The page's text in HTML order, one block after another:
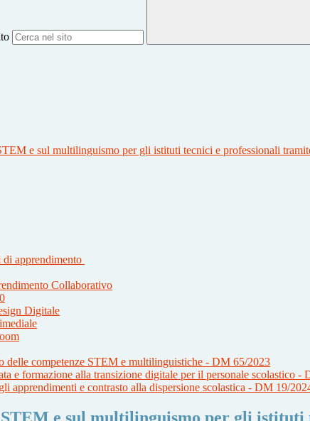
e sul multilinguismo per gli istituti tecnici e professionali
apprendimento
Collaborativo
Digitale
delle competenze STEM e multilinguistiche - DM 65/2023
e formazione alla transizione digitale per il personale scolastico -
apprendimenti e contrasto alla dispersione scolastica - DM 19/